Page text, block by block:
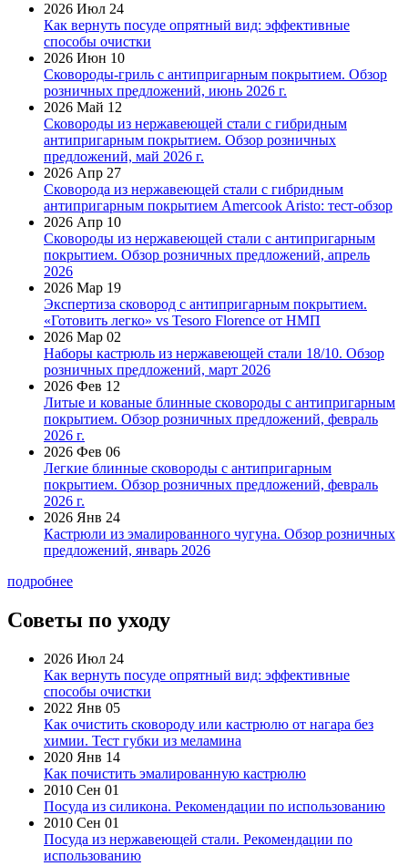
2026 Июл 24
Как вернуть посуде опрятный вид: эффективные
способы очистки
2026 Июн 10
Сковороды-гриль с антипригарным покрытием. Обзор
розничных предложений, июнь 2026 г.
2026 Май 12
Сковороды из нержавеющей стали с гибридным
антипригарным покрытием. Обзор розничных
предложений, май 2026 г.
2026 Апр 27
Сковорода из нержавеющей стали с гибридным
антипригарным покрытием Amercook Aristo: тест-обзор
2026 Апр 10
Сковороды из нержавеющей стали с антипригарным
покрытием. Обзор розничных предложений, апрель
2026
2026 Мар 19
Экспертиза сковород с антипригарным покрытием.
«Готовить легко» vs Tesoro Florence от НМП
2026 Мар 02
Наборы кастрюль из нержавеющей стали 18/10. Обзор
розничных предложений, март 2026
2026 Фев 12
Литые и кованые блинные сковороды с антипригарным
покрытием. Обзор розничных предложений, февраль
2026 г.
2026 Фев 06
Легкие блинные сковороды с антипригарным
покрытием. Обзор розничных предложений, февраль
2026 г.
2026 Янв 24
Кастрюли из эмалированного чугуна. Обзор розничных
предложений, январь 2026
подробнее
Советы по уходу
2026 Июл 24
Как вернуть посуде опрятный вид: эффективные
способы очистки
2022 Янв 05
Как очистить сковороду или кастрюлю от нагара без
химии. Тест губки из меламина
2020 Янв 14
Как почистить эмалированную кастрюлю
2010 Сен 01
Посуда из силикона. Рекомендации по использованию
2010 Сен 01
Посуда из нержавеющей стали. Рекомендации по
использованию